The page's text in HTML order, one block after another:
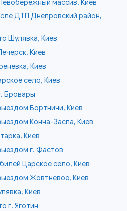
массив, Киев
ДТП Днепровский район,
Шулявка, Киев
Киев
Киев
село, Киев
Бровары
Бортничи, Киев
Конча-Заспа, Киев
Киев
г. Фастов
Царское село, Киев
Жовтневое, Киев
Киев
г. Яготин